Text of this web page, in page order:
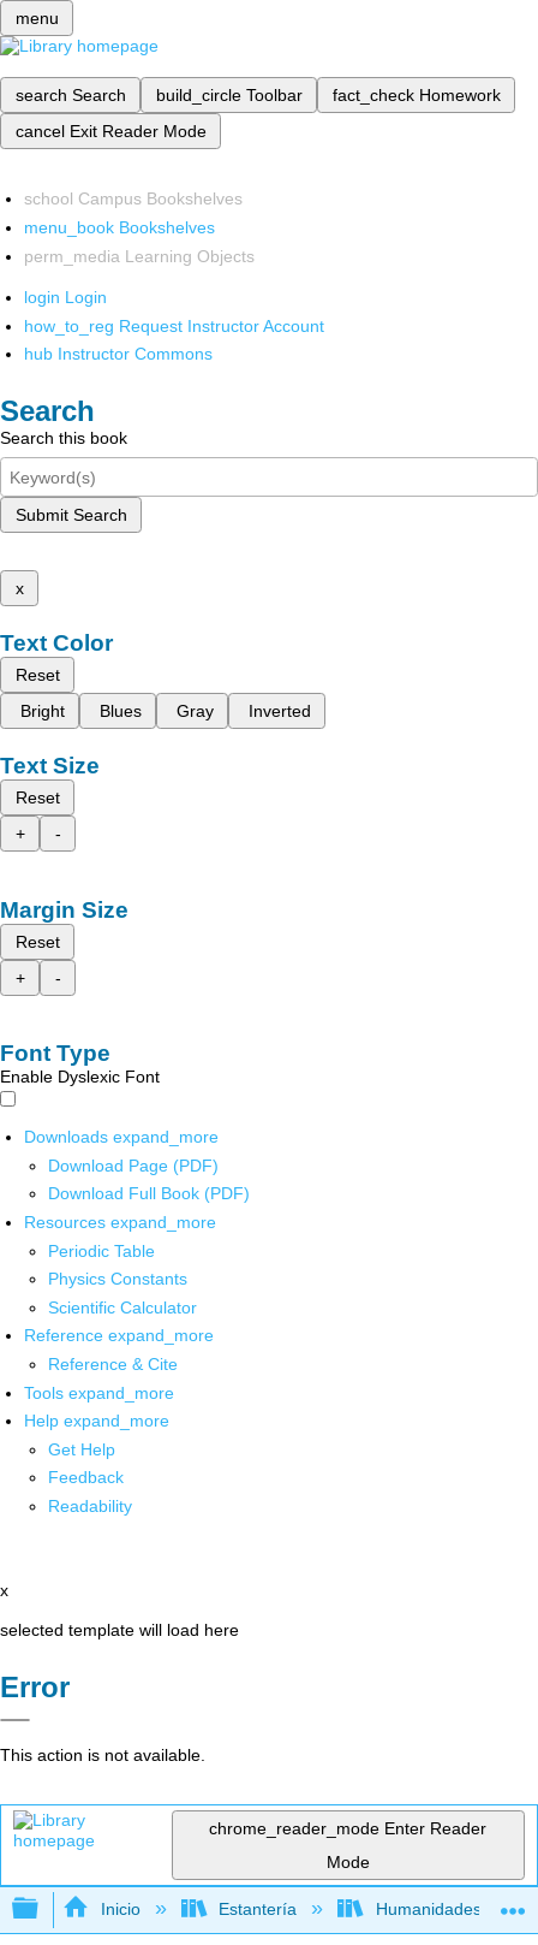
menu
search Search build_circle Toolbar fact_check Homework
cancel Exit Reader Mode
school Campus Bookshelves
menu_book Bookshelves
perm_media Learning Objects
login Login
how_to_reg Request Instructor Account
hub Instructor Commons
Search
Search this book
Submit Search
x
Text Color
Reset
Bright
Blues Gray Inverted
Text Size
Reset
+
-
Margin Size
Reset
+
-
Font Type
Enable Dyslexic Font
Downloads expand_more
Download Page (PDF)
Download Full Book (PDF)
Resources expand_more
Periodic Table
Physics Constants
Scientific Calculator
Reference expand_more
Reference & Cite
Tools expand_more
Help expand_more
Get Help
Feedback
Readability
x
selected template will load here
Error
This action is not available.
chrome_reader_mode Enter Reader
Mode
Expandir/contraer jerarquía global
Inicio Estantería Humanidades